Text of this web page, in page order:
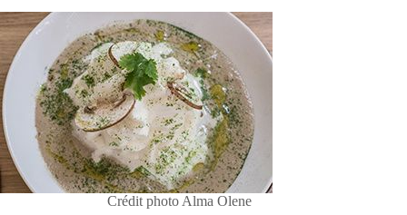
Crédit photo Alma Olene